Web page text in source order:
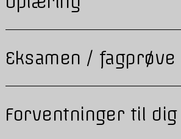
Eksamen / fagprøve
Forventninger til dig